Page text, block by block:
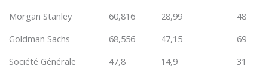
Morgan Stanley
60,816 28,99
48
Goldman Sachs
68,556 47,15
69
Société Générale
47,8 14,9
31